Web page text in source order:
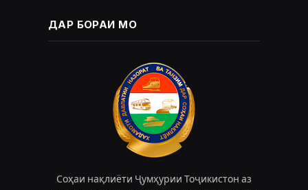
ДАР БОРАИ МО
Соҳаи нақлиёти Ҷумҳурии Тоҷикистон аз